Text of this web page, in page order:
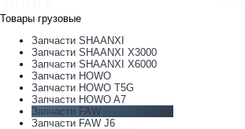
Товары грузовые
Запчасти SHAANXI
Запчасти SHAANXI X3000
Запчасти SHAANXI X6000
Запчасти HOWO
Запчасти HOWO T5G
Запчасти HOWO A7
Запчасти FAW
Запчасти FAW J6